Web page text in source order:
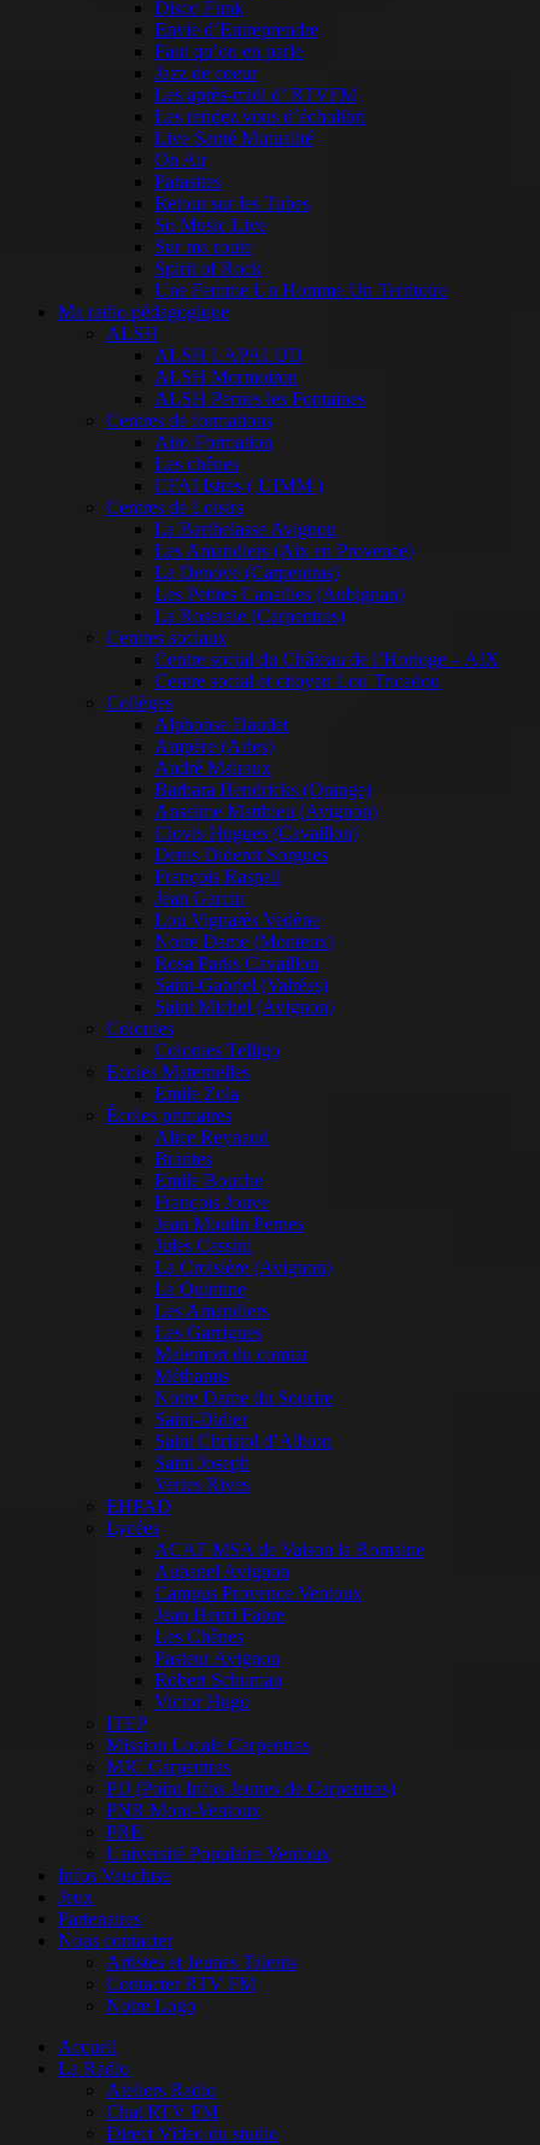
Disco Funk
Envie d’Entreprendre
Faut qu’on en parle
Jazz de coeur
Les après-midi d’ RTVFM
Les rendez vous d’écholibri
Live Santé Mutualité
On Air
Parasites
Retour sur les Tubes
So Music Live
Sur ma route
Spirit of Rock
Une Femme Un Homme Un Territoire
Ma radio pédagogique
ALSH
ALSH LAPALUD
ALSH Mormoiron
ALSH Pernes les Fontaines
Centres de formations
Airo Formation
Les chênes
CFAI Istres ( UIMM )
Centres de Loisirs
La Barthelasse Avignon
Les Amandiers (Aix en Provence)
La Denove (Carpentras)
Les Petites Canailles (Aubignan)
La Roseraie (Carpentras)
Centres sociaux
Centre social du Château de l’Horloge – AIX
Centre social et citoyen Lou Tricadou
Collèges
Alphonse Daudet
Ampère (Arles)
André Malraux
Barbara Hendricks (Orange)
Anselme Matthieu (Avignon)
Clovis Hugues (Cavaillon)
Denis Diderot Sorgues
François Raspail
Jean Garcin
Lou Vignarès Vedène
Notre Dame (Monteux)
Rosa Parks Cavaillon
Saint-Gabriel (Valréas)
Saint Michel (Avignon)
Colonies
Colonies Telligo
Ecoles Maternelles
Emile Zola
Écoles primaires
Alice Reynaud
Brantes
Emile Bouche
François Jouve
Jean Moulin Pernes
Jules Cassini
La Croisière (Avignon)
La Quintine
Les Amandiers
Les Garrigues
Malemort du comtat
Méthamis
Notre Dame du Sourire
Saint-Didier
Saint Christol d’Albion
Saint Joseph
Vertes Rives
EHPAD
Lycées
ACAF MSA de Vaison la Romaine
Aubanel Avignon
Campus Provence Ventoux
Jean Henri Fabre
Les Chênes
Pasteur Avignon
Robert Schuman
Victor Hugo
ITEP
Mission Locale Carpentras
MJC Carpentras
PIJ (Point Infos Jeunes de Carpentras)
PNR Mont-Ventoux
PRE
Université Populaire Ventoux
Infos Vaucluse
Jeux
Partenaires
Nous contacter
Artistes et Jeunes Talents
Contacter RTV FM
Notre Logo
Accueil
La Radio
Ateliers Radio
Chat RTV FM
Direct Video du studio